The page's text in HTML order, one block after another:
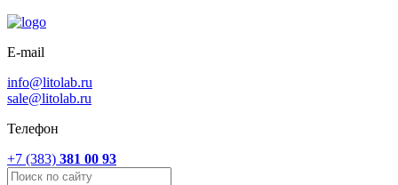
E-mail
info@litolab.ru
sale@litolab.ru
Телефон
+7 (383) 381 00 93